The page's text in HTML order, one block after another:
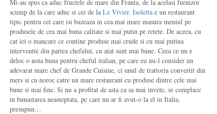
Mi-au spus ca aduc fructele de mare din Franta, de la acelasi furnizor
scump de la care aduc si cei de la Le Vivier. Isoletta e un restaurant
tipic pentru cei care isi bazeaza in cea mai mare masura meniul pe
produsele de cea mai buna calitate si mai putin pe retete. De aceea, cu
cat iei o mancare ce contine produse mai crude si cu mai putina
interventie din partea chefului, cu atat sunt mai bune. Ceea ce nu e
deloc o nota buna pentru cheful italian, pe care eu nu-l consider un
adevarat mare chef de Grande Cuisine, ci unul de trattoria convertit din
mers si cu noroc catre un mare restaurant cu produse dintre cele mai
bune si mai fine. Si nu a profitat de asta ca sa mai invete, se complace
in bunastarea neasteptata, pe care nu ar fi avut-o la el in Italia,
presupun…